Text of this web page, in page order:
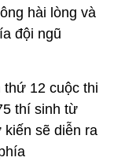
hài lòng và
đội ngũ
thứ 12 cuộc thi
thí sinh từ
sẽ diễn ra